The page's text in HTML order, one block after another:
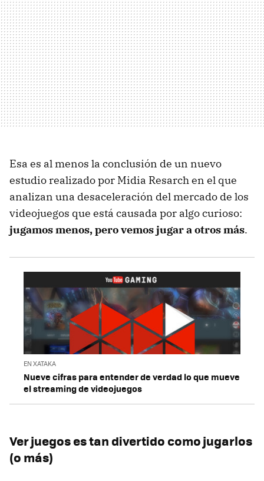
Esa es al menos la conclusión de un nuevo
estudio realizado por Midia Resarch en el que
analizan una desaceleración del mercado de los
videojuegos que está causada por algo curioso:
jugamos menos, pero vemos jugar a otros más.
EN XATAKA
Nueve cifras para entender de verdad lo que mueve
el streaming de videojuegos
Ver juegos es tan divertido como jugarlos
(o más)